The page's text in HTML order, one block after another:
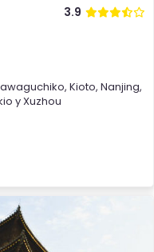
3.9
, Kioto, Nanjing,
yXuzhou